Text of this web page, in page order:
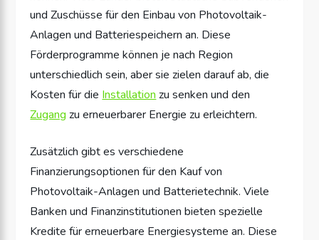
und Zuschüsse für den Einbau von Photovoltaik-
Anlagen und Batteriespeichern an. Diese
Förderprogramme können je nach Region
unterschiedlich sein, aber sie zielen darauf ab, die
Kosten für die Installation zu senken und den
Zugang zu erneuerbarer Energie zu erleichtern.
Zusätzlich gibt es verschiedene
Finanzierungsoptionen für den Kauf von
Photovoltaik-Anlagen und Batterietechnik. Viele
Banken und Finanzinstitutionen bieten spezielle
Kredite für erneuerbare Energiesysteme an. Diese